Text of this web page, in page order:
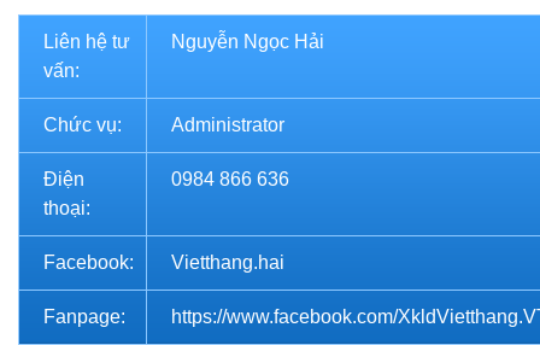
Liên hệ tư
vấn:
Nguyễn Ngọc Hải
Chức vụ: Administrator
Điện
thoại:
0984 866 636
Facebook: Vietthang.hai
Fanpage: https://www.facebook.com/